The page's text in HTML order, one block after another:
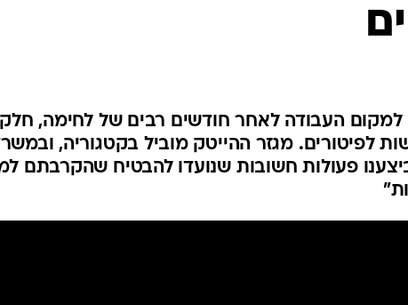
למקום העבודה לאחר חודשים רבים של לחימה,
לפיטורים. מגזר ההייטק מוביל בקטגוריה,
פעולות חשובות שנועדו להבטיח שהקרבתם